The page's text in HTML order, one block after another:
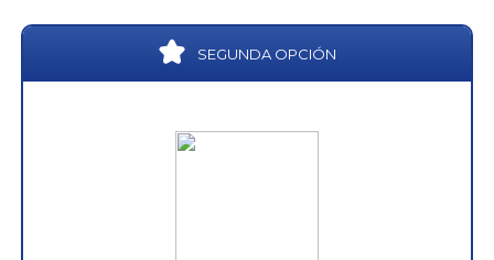
SEGUNDA OPCIÓN